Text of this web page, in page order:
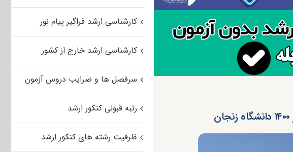
کارشناسی ارشد فراگیر پیام نور
کارشناسی ارشد خارج از کشور
سرفصل ها و ضرایب دروس آزمون
رتبه قبولی کنکور ارشد
ظرفیت رشته های کنکور ارشد